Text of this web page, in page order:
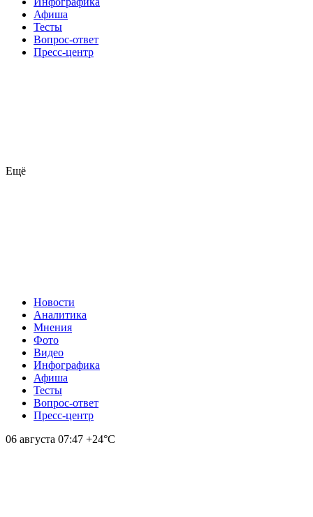
Афиша
Тесты
Вопрос-ответ
Пресс-центр
Ещё
Новости
Аналитика
Мнения
Фото
Видео
Инфографика
Афиша
Тесты
Вопрос-ответ
Пресс-центр
06 августа 07:47 +24°С